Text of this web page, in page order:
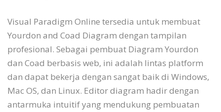
Visual Paradigm Online tersedia untuk membuat
Yourdon and Coad Diagram dengan tampilan
profesional. Sebagai pembuat Diagram Yourdon
dan Coad berbasis web, ini adalah lintas platform
dan dapat bekerja dengan sangat baik di Windows,
Mac OS, dan Linux. Editor diagram hadir dengan
antarmuka intuitif yang mendukung pembuatan